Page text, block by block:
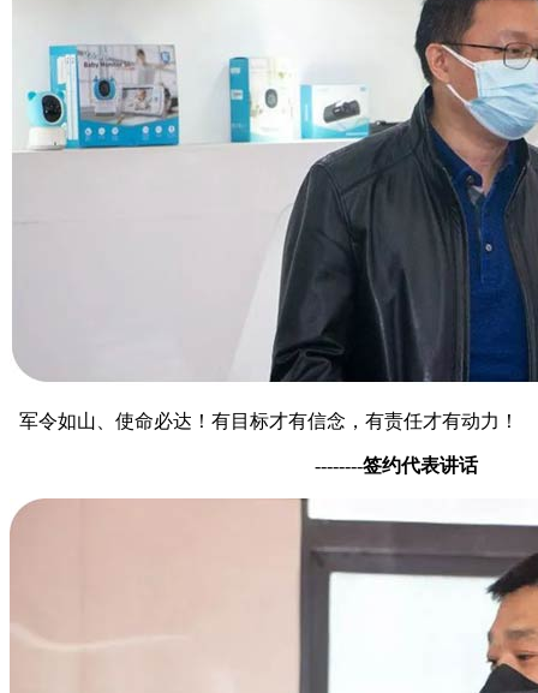
军令如山、使命必达！有目标才有信念，有责任才有动力！
--------签约代表讲话